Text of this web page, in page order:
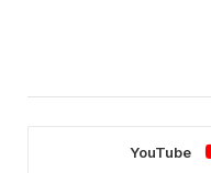
YouTube